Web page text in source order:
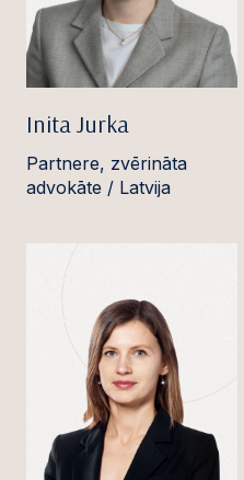
Inita Jurka
Partnere, zvērināta
advokāte / Latvija